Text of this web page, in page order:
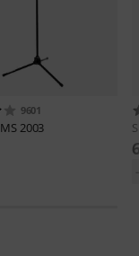
9601
MS 2003